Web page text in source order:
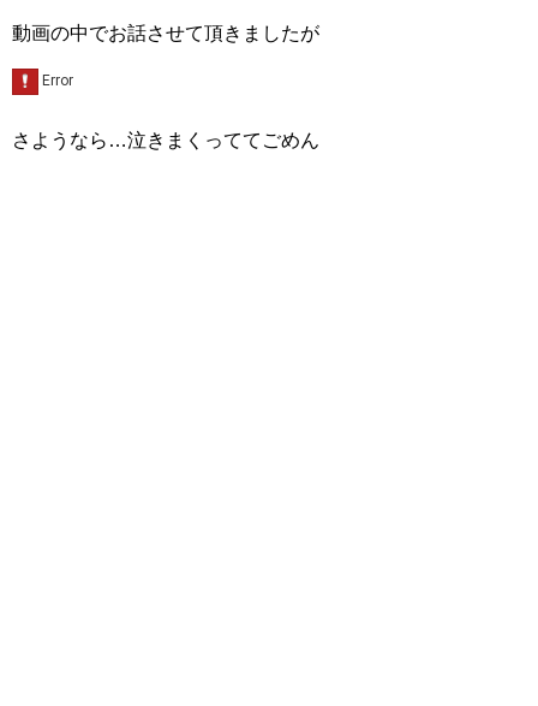
動画の中でお話させて頂きましたが
さようなら…泣きまくっててごめん